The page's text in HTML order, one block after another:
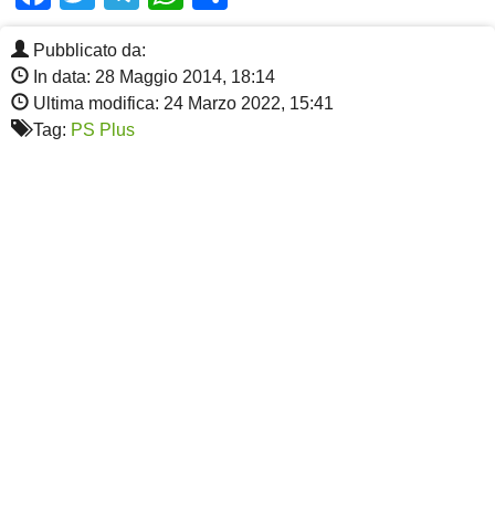
Pubblicato da:
In data: 28 Maggio 2014, 18:14
Ultima modifica: 24 Marzo 2022, 15:41
Tag: PS Plus